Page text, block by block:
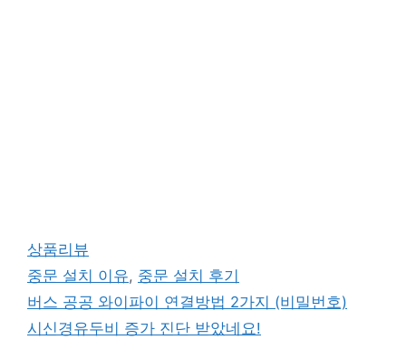
카
테
리
상품리뷰
태
그
중문 설치 이유, 중문 설치 후기
버스 공공 와이파이 연결방법 2가지 (비밀번호)
시신경유두비 증가 진단 받았네요!